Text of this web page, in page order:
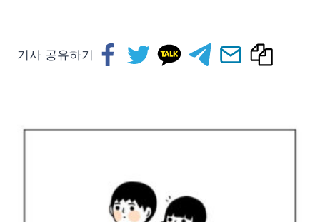
기사 공유하기